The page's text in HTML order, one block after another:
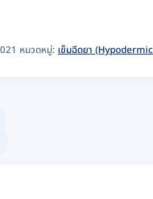
หมวดหมู่: เข็มฉีดยา